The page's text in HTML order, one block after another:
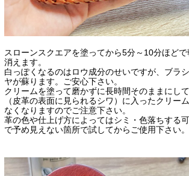
スローンスクエアを塗ってから5分～10分ほど
消えます。
白っぽくなるのはロウ成分のせいですが、ブラ
ヤが蘇ります。ご安心下さい。
クリームを塗って磨かずに長時間そのままにし
（皮革の表面に見られるシワ）に入ったクリー
なくなりますのでご注意下さい。
革の色や仕上げ方によってはシミ・色落ちする
で予め見えない箇所で試してからご使用下さい。